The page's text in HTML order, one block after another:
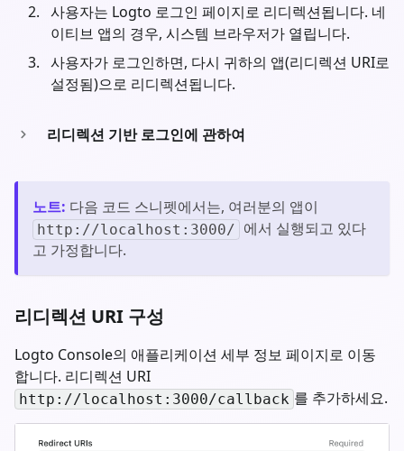
사용자는 Logto 로그인 페이지로 리디렉션됩니다. 네
이티브 앱의 경우, 시스템 브라우저가 열립니다.
사용자가 로그인하면, 다시 귀하의 앱(리디렉션 URI로
설정됨)으로 리디렉션됩니다.
리디렉션 기반 로그인에 관하여
노트: 다음 코드 스니펫에서는, 여러분의 앱이
http://localhost:3000/ 에서 실행되고 있다
고 가정합니다.
리디렉션 URI 구성
Logto Console의 애플리케이션 세부 정보 페이지로 이동
합니다. 리디렉션 URI
http://localhost:3000/callback 를 추가하세요.